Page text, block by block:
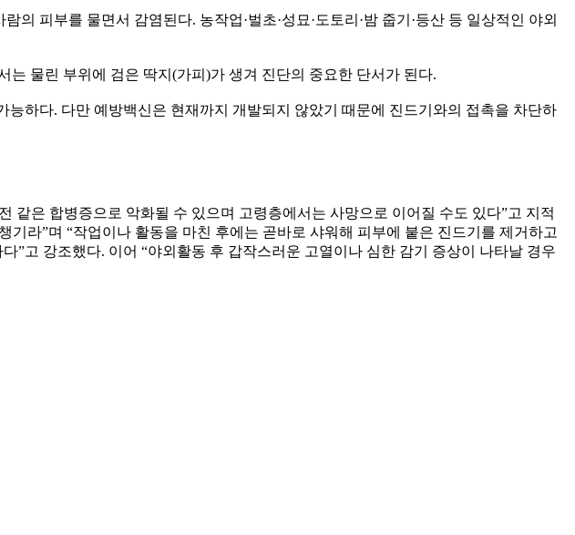
피부를 물면서 감염된다. 농작업·벌초·성묘·도토리·밤 줍기·등산 등 일상적인 야외
는 물린 부위에 검은 딱지(가피)가 생겨 진단의 중요한 단서가 된다.
하다. 다만 예방백신은 현재까지 개발되지 않았기 때문에 진드기와의 접촉을 차단하
은 합병증으로 악화될 수 있으며 고령층에서는 사망으로 이어질 수도 있다”고 지적
라”며 “작업이나 활동을 마친 후에는 곧바로 샤워해 피부에 붙은 진드기를 제거하고
”고 강조했다. 이어 “야외활동 후 갑작스러운 고열이나 심한 감기 증상이 나타날 경우